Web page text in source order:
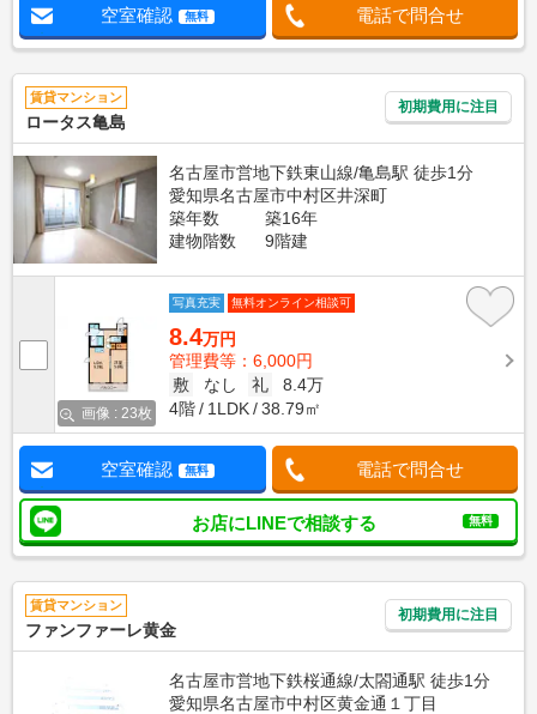
空室確認 無料 電話で問合せ
賃貸マンション
ロータス亀島
初期費用に注目
名古屋市営地下鉄東山線/亀島駅 徒歩1分
愛知県名古屋市中村区井深町
築年数
築16年
建物階数
9階建
画像 : 23枚
写真充実 無料オンライン相談可
8.4万円
管理費等：6,000円
敷
なし 礼
8.4万
4階
1LDK 38.79㎡
空室確認 無料 電話で問合せ
お店にLINEで相談する 無料
賃貸マンション
ファンファーレ黄金
初期費用に注目
名古屋市営地下鉄桜通線/太閤通駅 徒歩1分
愛知県名古屋市中村区黄金通１丁目